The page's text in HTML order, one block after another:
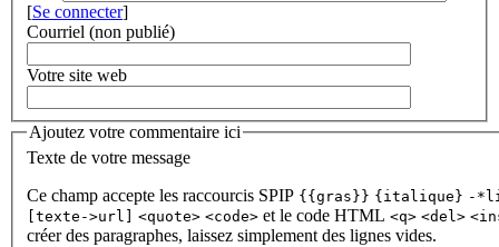
[Se connecter]
Courriel (non publié)
Votre site web
Ajoutez votre commentaire ici
Texte de votre message
Ce champ accepte les raccourcis SPIP {{gras}} {italique} -
[texte->url]
<quote> <code> et le code HTML <q> <del>
créer des paragraphes, laissez simplement des lignes vides.